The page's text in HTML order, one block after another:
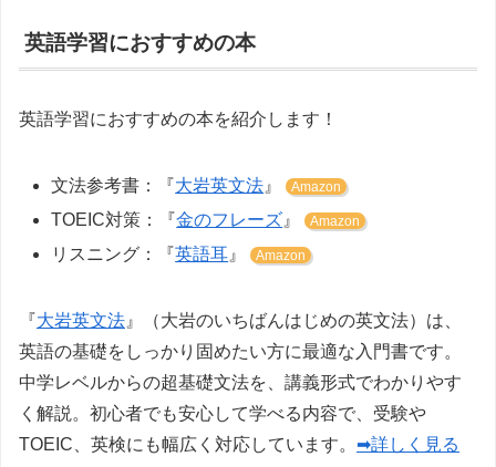
英語学習におすすめの本
英語学習におすすめの本を紹介します！
文法参考書：『大岩英文法 』 Amazon
TOEIC対策：『金のフレーズ 』 Amazon
リスニング：『英語耳』 Amazon
『大岩英文法』（大岩のいちばんはじめの英文法）は、
英語の基礎をしっかり固めたい方に最適な入門書です。
中学レベルからの超基礎文法を、講義形式でわかりやす
く解説。初心者でも安心して学べる内容で、受験や
TOEIC、英検にも幅広く対応しています。 ➡詳しく見る